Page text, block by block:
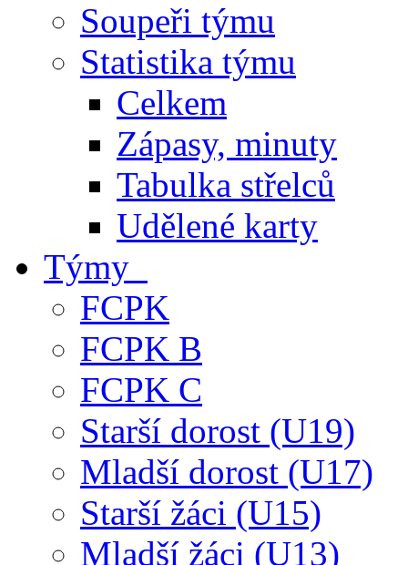
Soupeři týmu
Statistika týmu
Celkem
Zápasy, minuty
Tabulka střelců
Udělené karty
Týmy
FCPK
FCPK B
FCPK C
Starší dorost (U19)
Mladší dorost (U17)
Starší žáci (U15)
Mladší žáci (U13)